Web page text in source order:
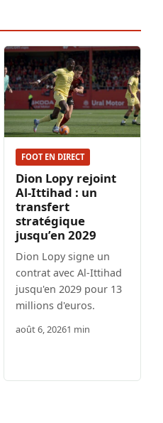
FOOT EN DIRECT
Dion Lopy rejoint
Al-Ittihad : un
transfert
stratégique
jusqu’en 2029
Dion Lopy signe un
contrat avec Al-Ittihad
jusqu'en 2029 pour 13
millions d'euros.
août 6, 20261 min